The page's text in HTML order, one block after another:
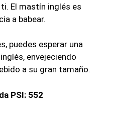
El mastín inglés es
a babear.
puedes esperar una
envejeciendo
a su gran tamaño.
PSI: 552